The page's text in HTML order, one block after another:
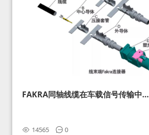
FAKRA同轴线缆在车载信号传输中的
14565 0